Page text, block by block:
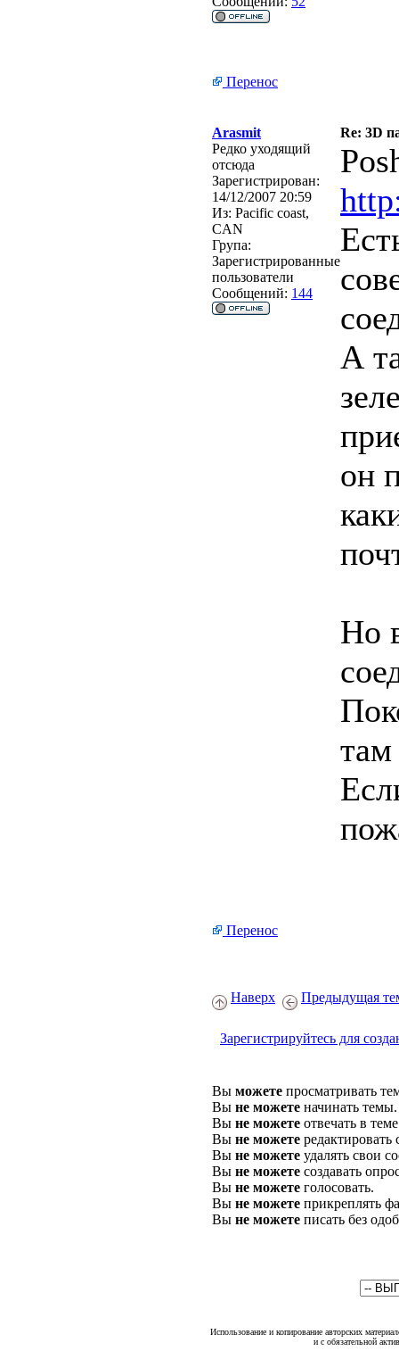
Перенос
Arasmit
Re: 3D
Редко уходящий
отсюда
Зарегистрирован:
14/12/2007 20:59
Из: Pacific coast,
CAN
Група:
Зарегистрированные
пользователи
Сообщений: 144
А
он
Но
Перенос
Наверх Предыдущая
Зарегистрируйтесь для
Вы можете просматривать
Вы не можете начинать темы.
Вы не можете отвечать в
Вы не можете
Вы не можете удалять свои
Вы не можете создавать
Вы не можете голосовать.
Вы не можете прикреплять
Вы не можете писать без
Использование и копирование авторских
и с обязательной